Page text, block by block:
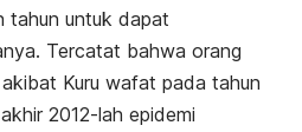
tahun untuk dapat
Tercatat bahwa orang
Kuru wafat pada tahun
2012-lah epidemi